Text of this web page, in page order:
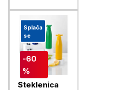
Splača
se
-60
%
Steklenica